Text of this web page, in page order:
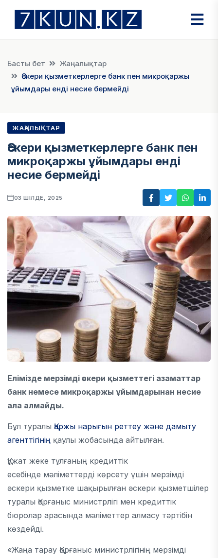
Басты бет
Жаңалықтар
Әскери қызметкерлерге банк пен микроқаржы
ұйымдары енді несие бермейді
ЖАҢАЛЫҚТАР
Әскери қызметкерлерге банк пен
микроқаржы ұйымдары енді
несие бермейді
03 ШІЛДЕ, 2025
Елімізде мерзімді әскери қызметтегі азаматтар
банк немесе микроқаржы ұйымдарынан несие
ала алмайды.
Бұл туралы Қаржы нарығын реттеу және дамыту
агенттігінің қаулы жобасында айтылған.
Құжат жеке тұлғаның кредиттік
есебінде мәліметтерді көрсету үшін мерзімді
әскери қызметке шақырылған әскери қызметшілер
туралы Қорғаныс министрлігі мен кредиттік
бюролар арасында мәліметтер алмасу тәртібін
көздейді.
«Жаңа тарау Қорғаныс министрлігінің мерзімді